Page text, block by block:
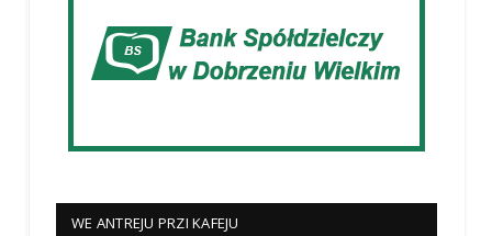
WE ANTREJU PRZI KAFEJU